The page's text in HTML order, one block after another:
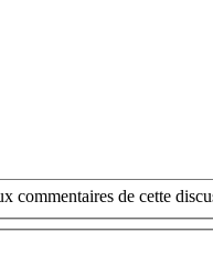
commentaires de cette